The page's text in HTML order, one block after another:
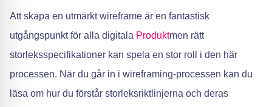
Att skapa en utmärkt wireframe är en fantastisk
utgångspunkt för alla digitala Produktmen rätt
storleksspecifikationer kan spela en stor roll i den här
processen. När du går in i wireframing-processen kan du
läsa om hur du förstår storleksriktlinjerna och deras